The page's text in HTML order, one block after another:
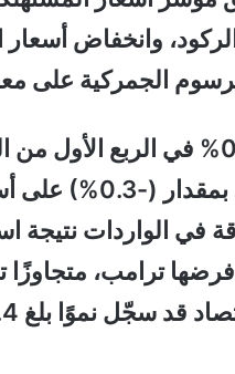
وانخفاض أسعار
الجمركية على
كما وانكمشَ الاقتصادُ الأميركي بنسبة 0.3% في
بمعنى: تراجعَ نموُّ الناتج
في الواردات نتيجة
فرضها ترامب، متجاوزًا